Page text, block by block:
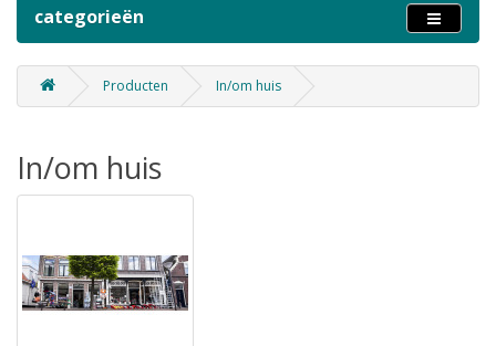
categorieën
Producten In/om huis
In/om huis